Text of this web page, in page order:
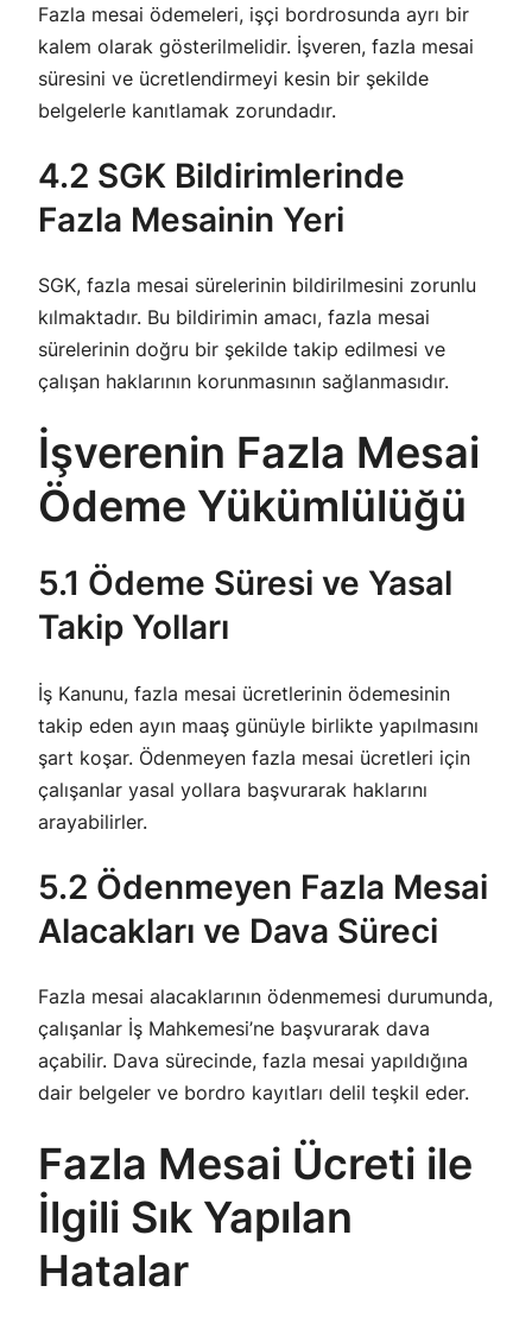
Fazla mesai ödemeleri, işçi bordrosunda ayrı bir
kalem olarak gösterilmelidir. İşveren, fazla mesai
süresini ve ücretlendirmeyi kesin bir şekilde
belgelerle kanıtlamak zorundadır.
4.2 SGK Bildirimlerinde
Fazla Mesainin Yeri
SGK, fazla mesai sürelerinin bildirilmesini zorunlu
kılmaktadır. Bu bildirimin amacı, fazla mesai
sürelerinin doğru bir şekilde takip edilmesi ve
çalışan haklarının korunmasının sağlanmasıdır.
İşverenin Fazla Mesai
Ödeme Yükümlülüğü
5.1 Ödeme Süresi ve Yasal
Takip Yolları
İş Kanunu, fazla mesai ücretlerinin ödemesinin
takip eden ayın maaş günüyle birlikte yapılmasını
şart koşar. Ödenmeyen fazla mesai ücretleri için
çalışanlar yasal yollara başvurarak haklarını
arayabilirler.
5.2 Ödenmeyen Fazla Mesai
Alacakları ve Dava Süreci
Fazla mesai alacaklarının ödenmemesi durumunda,
çalışanlar İş Mahkemesi’ne başvurarak dava
açabilir. Dava sürecinde, fazla mesai yapıldığına
dair belgeler ve bordro kayıtları delil teşkil eder.
Fazla Mesai Ücreti ile
İlgili Sık Yapılan
Hatalar